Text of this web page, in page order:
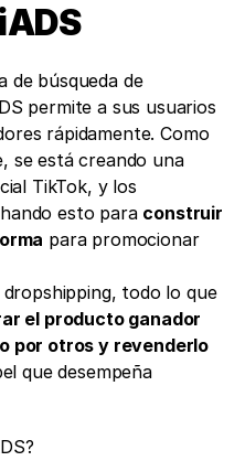
de búsqueda de
permite a sus usuarios
rápidamente. Como
se está creando una
TikTok, y los
esto para construir
para promocionar
todo lo que
el producto ganador
por otros y revenderlo
que desempeña